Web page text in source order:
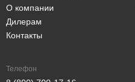
О компании
Дилерам
Контакты
Телефон